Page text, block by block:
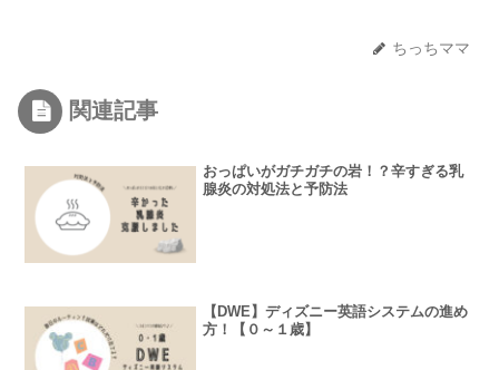
ちっちママ
関連記事
おっぱいがガチガチの岩！？辛すぎる乳
腺炎の対処法と予防法
【DWE】ディズニー英語システムの進め
方！【０～１歳】